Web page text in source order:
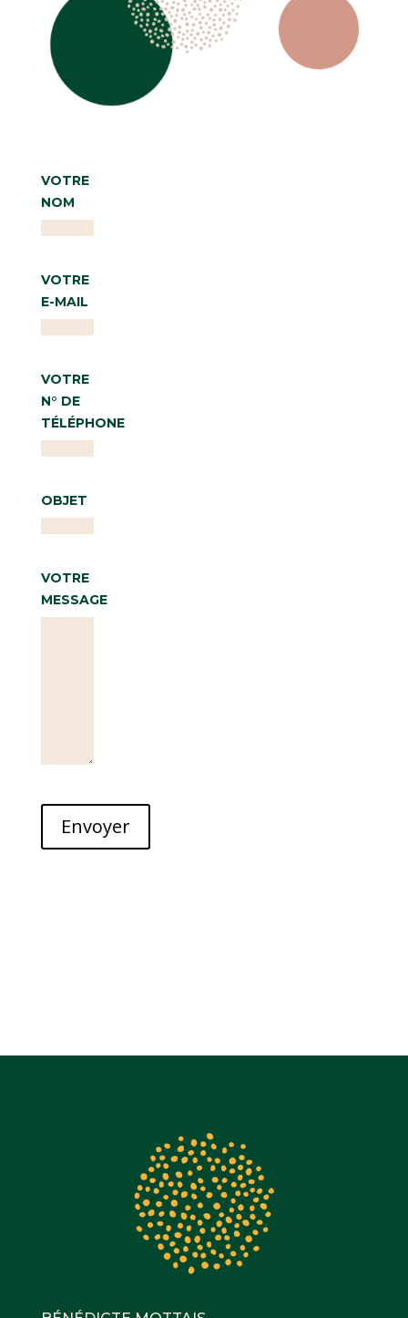
VOTRE
NOM
VOTRE
E-MAIL
VOTRE
N° DE
TÉLÉPHONE
OBJET
VOTRE
MESSAGE
Envoyer